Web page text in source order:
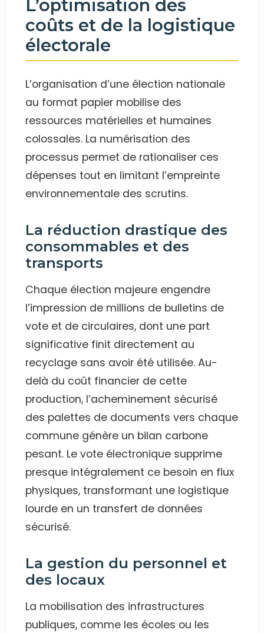
L’optimisation des
coûts et de la logistique
électorale
L’organisation d’une élection nationale
au format papier mobilise des
ressources matérielles et humaines
colossales. La numérisation des
processus permet de rationaliser ces
dépenses tout en limitant l’empreinte
environnementale des scrutins.
La réduction drastique des
consommables et des
transports
Chaque élection majeure engendre
l’impression de millions de bulletins de
vote et de circulaires, dont une part
significative finit directement au
recyclage sans avoir été utilisée. Au-
delà du coût financier de cette
production, l’acheminement sécurisé
des palettes de documents vers chaque
commune génère un bilan carbone
pesant. Le vote électronique supprime
presque intégralement ce besoin en flux
physiques, transformant une logistique
lourde en un transfert de données
sécurisé.
La gestion du personnel et
des locaux
La mobilisation des infrastructures
publiques, comme les écoles ou les